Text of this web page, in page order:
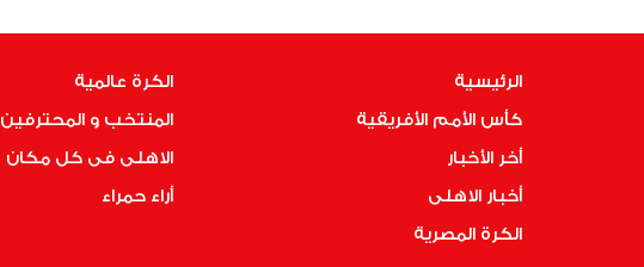
الرئيسية
كأس الأمم الأفريقية
أخر الأخبار
أخبار الاهلى
الكرة المصرية
الكرة عالمية
المنتخب و المحترفين
الاهلى فى كل مكان
أراء حمراء